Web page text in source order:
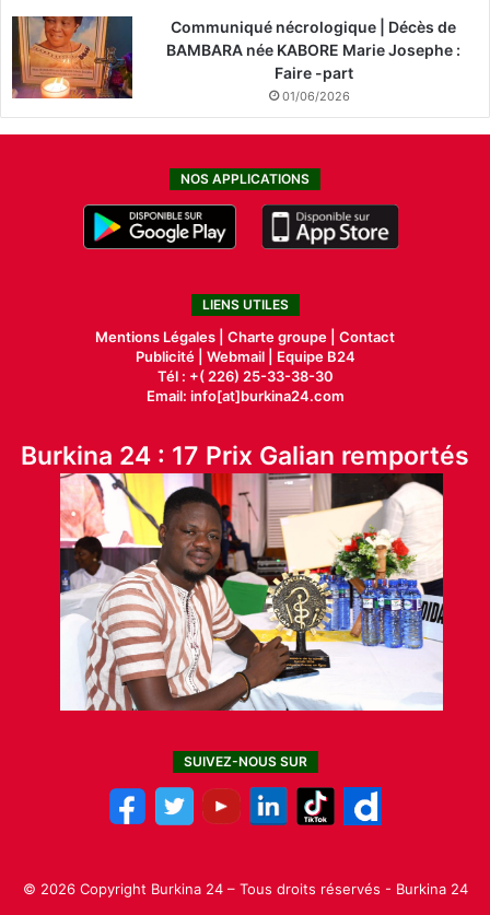
Communiqué nécrologique | Décès de
BAMBARA née KABORE Marie Josephe :
Faire -part
01/06/2026
NOS APPLICATIONS
LIENS UTILES
Mentions Légales | Charte groupe | Contact
Publicité| Webmail |
Equipe B24
Tél : +( 226) 25-33-38-30
Email: info[at]burkina24.com
Burkina 24 : 17 Prix Galian remportés
SUIVEZ-NOUS SUR
© 2026 Copyright Burkina 24 – Tous droits réservés - Burkina 24